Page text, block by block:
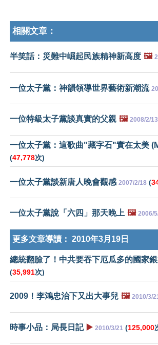
相關文章：
半笑話：災難中崛起民族精神新高度 🖼️
一位太子黨：神韻領導世界藝術新潮流
一位特級太子黨談真實的父親 🖼️ 2008/2/13
一位太子黨：這歌曲"藏字石"實在太美
(47,778次)
一位太子黨談新唐人晚會觀感 2007/2/18 (
一位太子黨說「六四」那天晚上 🖼️ 2006/
更多文章導讀： 2010年3月19日
總統翻臉了！中共要吞下厄瓜多的國家
(35,991次)
2009！李鴻忠治下又出大事兒 🖼️ 2010/3/
時事小品：局長日記 ▶️ 2010/3/21 (125,000